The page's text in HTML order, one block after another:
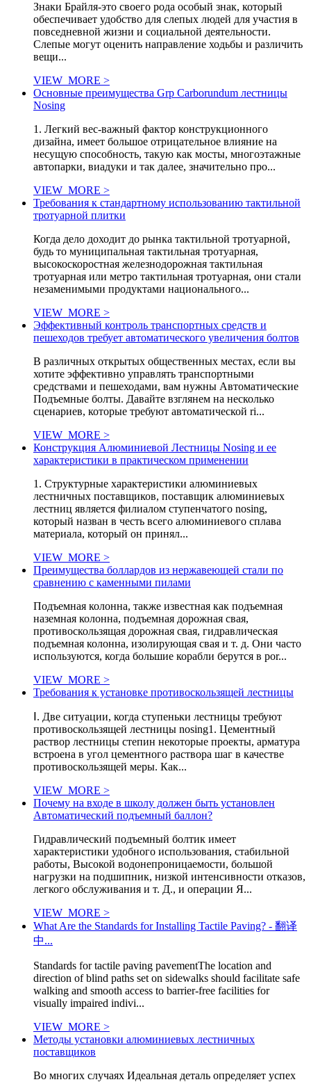
Знаки Брайля-это своего рода особый знак, который
обеспечивает удобство для слепых людей для участия в
повседневной жизни и социальной деятельности.
Слепые могут оценить направление ходьбы и различить
вещи...
VIEW_MORE >
Основные преимущества Grp Carborundum лестницы
Nosing
1. Легкий вес-важный фактор конструкционного
дизайна, имеет большое отрицательное влияние на
несущую способность, такую как мосты, многоэтажные
автопарки, виадуки и так далее, значительно про...
VIEW_MORE >
Требования к стандартному использованию тактильной
тротуарной плитки
Когда дело доходит до рынка тактильной тротуарной,
будь то муниципальная тактильная тротуарная,
высокоскоростная железнодорожная тактильная
тротуарная или метро тактильная тротуарная, они стали
незаменимыми продуктами национального...
VIEW_MORE >
Эффективный контроль транспортных средств и
пешеходов требует автоматического увеличения болтов
В различных открытых общественных местах, если вы
хотите эффективно управлять транспортными
средствами и пешеходами, вам нужны Автоматические
Подъемные болты. Давайте взглянем на несколько
сценариев, которые требуют автоматической ri...
VIEW_MORE >
Конструкция Алюминиевой Лестницы Nosing и ее
характеристики в практическом применении
1. Структурные характеристики алюминиевых
лестничных поставщиков, поставщик алюминиевых
лестниц является филиалом ступенчатого nosing,
который назван в честь всего алюминиевого сплава
материала, который он принял...
VIEW_MORE >
Преимущества боллардов из нержавеющей стали по
сравнению с каменными пилами
Подъемная колонна, также известная как подъемная
наземная колонна, подъемная дорожная свая,
противоскользящая дорожная свая, гидравлическая
подъемная колонна, изолирующая свая и т. д. Они часто
используются, когда большие корабли берутся в por...
VIEW_MORE >
Требования к установке противоскользящей лестницы
Ⅰ. Две ситуации, когда ступеньки лестницы требуют
противоскользящей лестницы nosing1. Цементный
раствор лестницы степин некоторые проекты, арматура
встроена в угол цементного раствора шаг в качестве
противоскользящей меры. Как...
VIEW_MORE >
Почему на входе в школу должен быть установлен
Автоматический подъемный баллон?
Гидравлический подъемный болтик имеет
характеристики удобного использования, стабильной
работы, Высокой водонепроницаемости, большой
нагрузки на подшипник, низкой интенсивности отказов,
легкого обслуживания и т. Д., и операции Я...
VIEW_MORE >
What Are the Standards for Installing Tactile Paving? - 翻译
中...
Standards for tactile paving pavementThe location and
direction of blind paths set on sidewalks should facilitate safe
walking and smooth access to barrier-free facilities for
visually impaired indivi...
VIEW_MORE >
Методы установки алюминиевых лестничных
поставщиков
Во многих случаях Идеальная деталь определяет успех